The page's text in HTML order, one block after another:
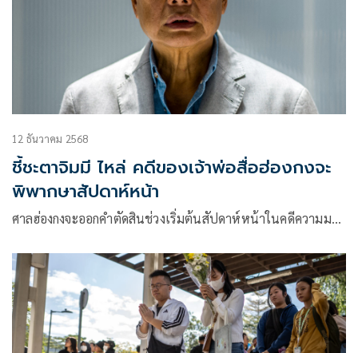
12 ธันวาคม 2568
ชี้ชะตาจิมมี ไหล่ คดีของเจ้าพ่อสื่อฮ่องกงจะ
พิพากษาสัปดาห์หน้า
ศาลฮ่องกงจะออกคำตัดสินช่วงเริ่มต้นสัปดาห์หน้าในคดีความม…